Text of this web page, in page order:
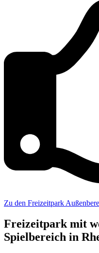
Zu den Freizeitpark
Freizeitpark mit
Spielbereich in